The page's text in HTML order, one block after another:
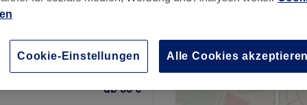
ab 35 €
Cookie-Einstellungen Alle Cookies